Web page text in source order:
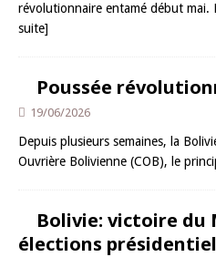
révolutionnaire entamé début mai.
suite]
Poussée
19/06/2026
Depuis plusieurs semaines, la
Ouvrière Bolivienne (COB), le
Bolivie: victoire du
élections